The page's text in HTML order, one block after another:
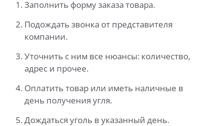
Заполнить форму заказа товара.
Подождать звонка от представителя
компании.
Уточнить с ним все нюансы: количество,
адрес и прочее.
Оплатить товар или иметь наличные в
день получения угля.
Дождаться уголь в указанный день.